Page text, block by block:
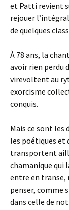
et Patti revient
rejouer
de quelques
À 78 ans, la
avoir rien perdu
virevoltent au
exorcisme
conquis.
Mais ce sont les
les poétiques et
transportent
chamanique qui
entre en transe,
penser, comme
dans celle de